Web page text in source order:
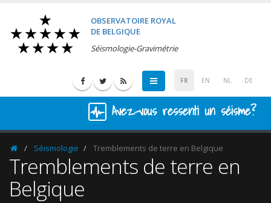
OBSERVATOIRE ROYAL
DE BELGIQUE
Séismologie-Gravimétrie
FR EN NL DE
Avez-vous ressenti un séisme?
HomepageSéismologie Tremblements de terre en Belgique
Tremblements de terre en
Belgique